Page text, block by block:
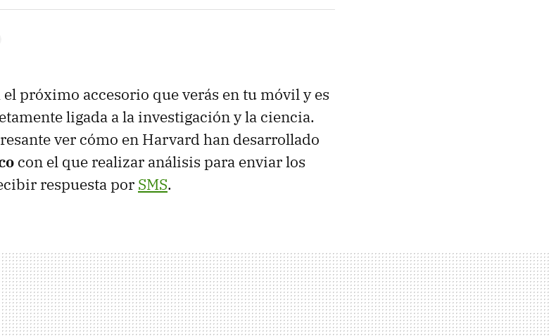
el próximo accesorio que verás en tu móvil y es
ligada a la investigación y la ciencia.
ver cómo en Harvard han desarrollado
con el que realizar análisis para enviar los
respuesta por SMS.